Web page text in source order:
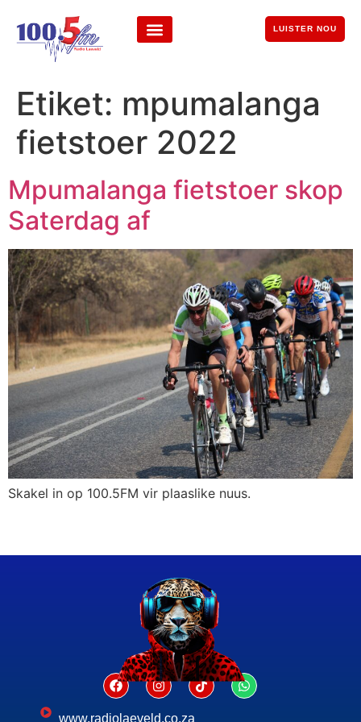
LUISTER NOU
Etiket: mpumalanga
fietstoer 2022
Mpumalanga fietstoer skop
Saterdag af
Skakel in op 100.5FM vir plaaslike nuus.
www.radiolaeveld.co.za